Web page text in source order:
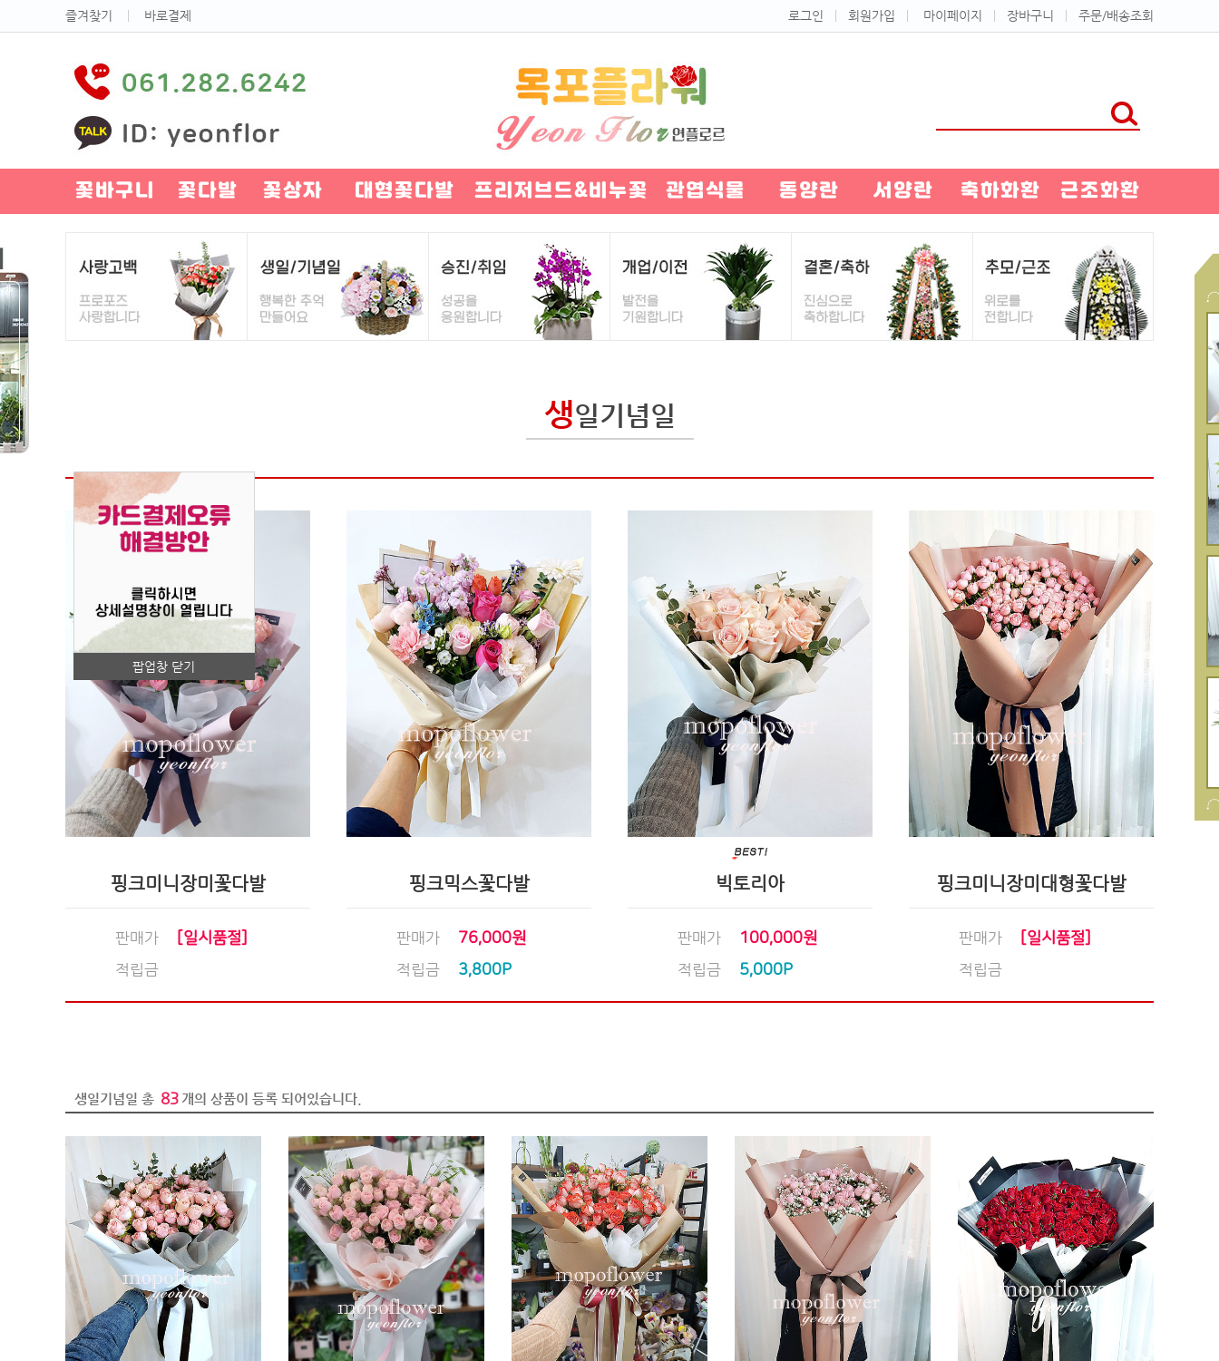
즐겨찾기 바로결제 로그인 회원가입 마이페이지 장바구니 주문/배송조회
꽃바구니 꽃다발 꽃상자 대형꽃다발 프리저브드&비누꽃 관엽식물 동양란 서양란 축하화환 근조화환
생일기념일
핑크미니장미꽃다발
판매가 [일시품절]
적립금
핑크믹스꽃다발
판매가 76,000원
적립금 3,800P
빅토리아
판매가 100,000원
적립금 5,000P
핑크미니장미대형꽃다발
판매가 [일시품절]
적립금
생일기념일 총 83 개의 상품이 등록 되어있습니다.
팝업창 닫기